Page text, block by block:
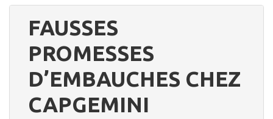
FAUSSES
PROMESSES
D’EMBAUCHES CHEZ
CAPGEMINI